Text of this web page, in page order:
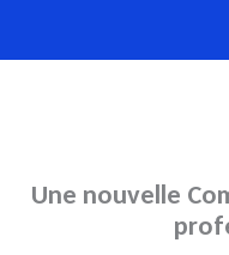
au
Une nouvelle